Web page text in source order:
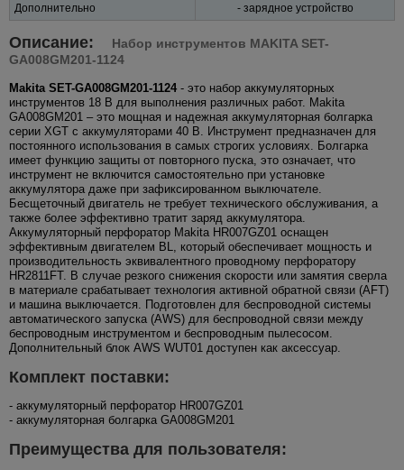
Дополнительно
- зарядное устройство
Описание:
Набор инструментов MAKITA SET-
GA008GM201-1124
Makita SET-GA008GM201-1124 - это набор аккумуляторных
инструментов 18 В для выполнения различных работ. Makita
GA008GM201 – это мощная и надежная аккумуляторная болгарка
серии XGT с аккумуляторами 40 В. Инструмент предназначен для
постоянного использования в самых строгих условиях. Болгарка
имеет функцию защиты от повторного пуска, это означает, что
инструмент не включится самостоятельно при установке
аккумулятора даже при зафиксированном выключателе.
Бесщеточный двигатель не требует технического обслуживания, а
также более эффективно тратит заряд аккумулятора.
Аккумуляторный перфоратор Makita HR007GZ01 оснащен
эффективным двигателем BL, который обеспечивает мощность и
производительность эквивалентного проводному перфоратору
HR2811FT. В случае резкого снижения скорости или замятия сверла
в материале срабатывает технология активной обратной связи (AFT)
и машина выключается. Подготовлен для беспроводной системы
автоматического запуска (AWS) для беспроводной связи между
беспроводным инструментом и беспроводным пылесосом.
Дополнительный блок AWS WUT01 доступен как аксессуар.
Комплект поставки:
- аккумуляторный перфоратор HR007GZ01
- аккумуляторная болгарка GA008GM201
Преимущества для пользователя: